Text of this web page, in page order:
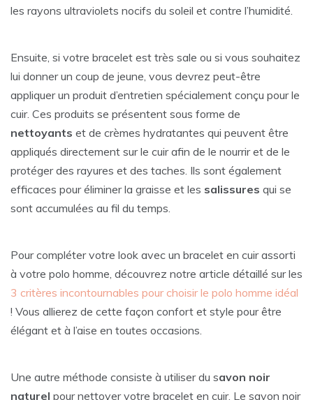
les rayons ultraviolets nocifs du soleil et contre l’humidité.
Ensuite, si votre bracelet est très sale ou si vous souhaitez
lui donner un coup de jeune, vous devrez peut-être
appliquer un produit d’entretien spécialement conçu pour le
cuir. Ces produits se présentent sous forme de
nettoyants et de crèmes hydratantes qui peuvent être
appliqués directement sur le cuir afin de le nourrir et de le
protéger des rayures et des taches. Ils sont également
efficaces pour éliminer la graisse et les salissures qui se
sont accumulées au fil du temps.
Pour compléter votre look avec un bracelet en cuir assorti
à votre polo homme, découvrez notre article détaillé sur les
3 critères incontournables pour choisir le polo homme idéal
! Vous allierez de cette façon confort et style pour être
élégant et à l’aise en toutes occasions.
Une autre méthode consiste à utiliser du savon noir
naturel pour nettoyer votre bracelet en cuir. Le savon noir